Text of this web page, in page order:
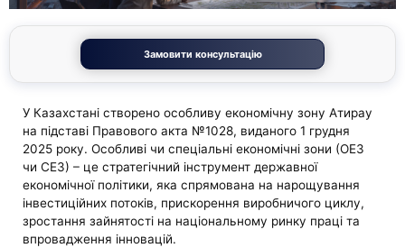
Замовити консультацію
У Казахстані створено особливу економічну зону Атирау
на підставі Правового акта №1028, виданого 1 грудня
2025 року. Особливі чи спеціальні економічні зони (ОЕЗ
чи СЕЗ) – це стратегічний інструмент державної
економічної політики, яка спрямована на нарощування
інвестиційних потоків, прискорення виробничого циклу,
зростання зайнятості на національному ринку праці та
впровадження інновацій.